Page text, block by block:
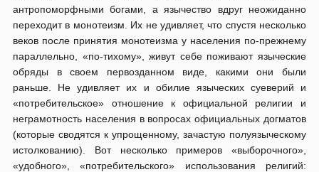
антропоморфными богами, а язычество вдруг неожиданно
переходит в монотеизм. Их не удивляет, что спустя несколько
веков после принятия монотеизма у населения по-прежнему
параллельно, «по-тихому», живут себе поживают языческие
обряды в своем первозданном виде, какими они были
раньше. Не удивляет их и обилие языческих суеверий и
«потребительское» отношение к официальной религии и
неграмотность населения в вопросах официальных догматов
(которые сводятся к упрощенному, зачастую полуязыческому
истолкованию). Вот несколько примеров «выборочного»,
«удобного», «потребительского» использования религий: